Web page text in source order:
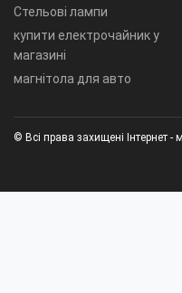
Стельові лампи
купити електрочайник у
магазині
магнітола для авто
© Всі права захищені Інтернет -